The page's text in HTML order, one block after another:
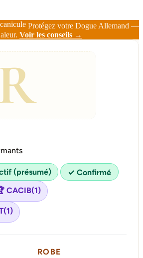
Protégez votre Dogue Allemand —
Voir les conseils →
(présumé)
✓ Confirmé
CACIB(1)
ROBE